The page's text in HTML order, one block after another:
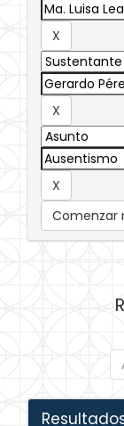
Comenzar